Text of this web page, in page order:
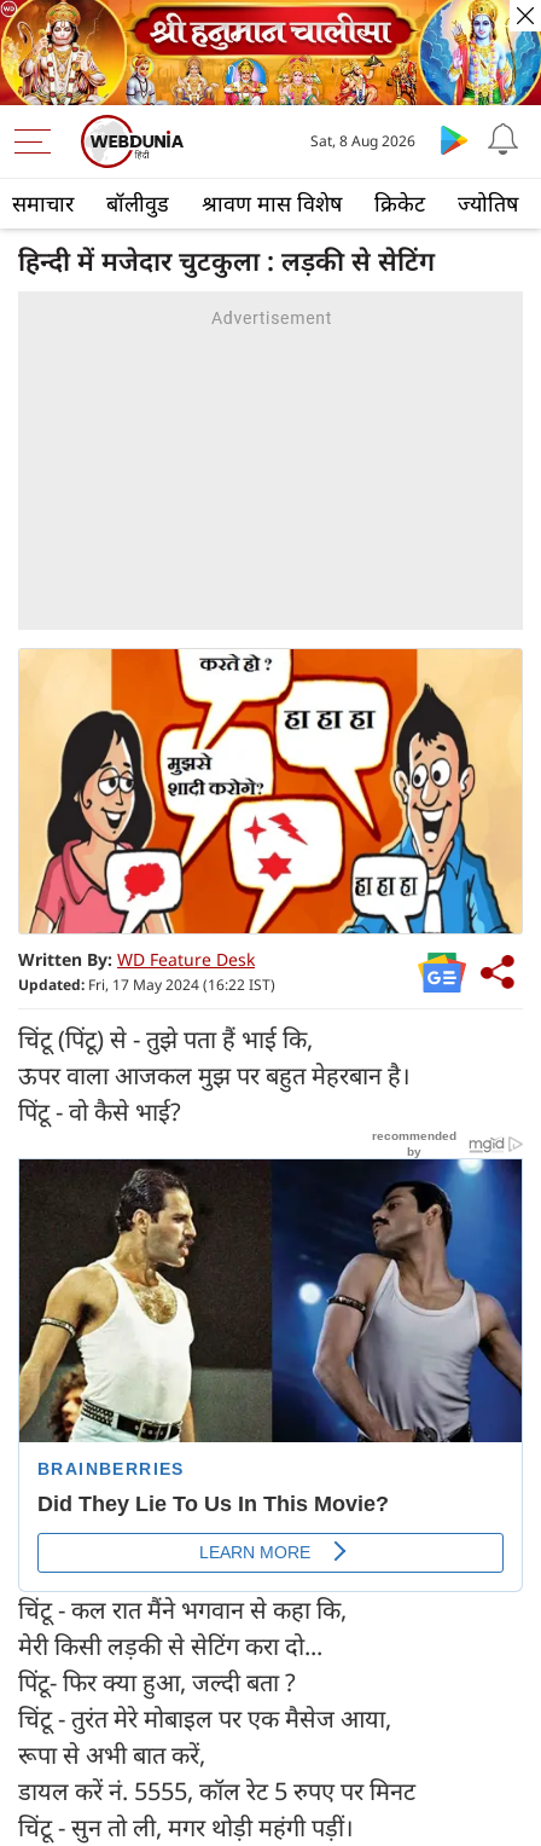
समाचार बॉलीवुड श्रावण मास विशेष क्रिकेट ज्योतिष
Sat, 8 Aug 2026
हिन्दी में मजेदार चुटकुला : लड़की से सेटिंग
Written By: WD Feature Desk
Updated: Fri, 17 May 2024 (16:22 IST)
चिंटू (पिंटू) से - तुझे पता हैं भाई कि,
ऊपर वाला आजकल मुझ पर बहुत मेहरबान है।
पिंटू - वो कैसे भाई?
चिंटू - कल रात मैंने भगवान से कहा कि,
मेरी किसी लड़की से सेटिंग करा दो...
पिंटू- फिर क्या हुआ, जल्दी बता ?
चिंटू - तुरंत मेरे मोबाइल पर एक मैसेज आया,
रूपा से अभी बात करें,
डायल करें नं. 5555, कॉल रेट 5 रुपए पर मिनट
चिंटू - सुन तो ली, मगर थोड़ी महंगी पड़ीं।